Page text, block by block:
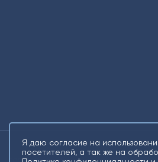
Я даю согласие на
посетителей, а так же на